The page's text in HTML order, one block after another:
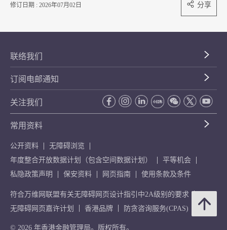
修订日期 : 2026年07月02日 分享
联络我们
订阅电邮通知
关注我们
常用资料
公开资料
无障碍浏览
年度整合开放数据计划（包含空间数据计划）
平等机会
私隐政策声明
保安资料 网页指南 使用条款及条件
符合万维网联盟有关无障碍网页设计指引中2A级别的要求
无障碍网页嘉许计划
香港品牌 防贪咨询服务(CPAS)
© 2026 年香港金融管理局。版权所有。